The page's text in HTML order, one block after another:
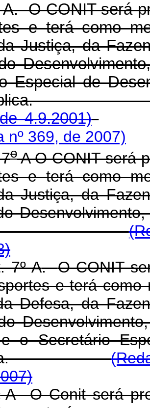
A. O CONIT será
e terá como
Justiça, da
Especial de
4.9.2001)
nº 369, de 2007)
oA O CONIT será
e terá como
Justiça, da
7º-A.O CONIT
e terá
Defesa, da
o Secretário
-A O Conit será